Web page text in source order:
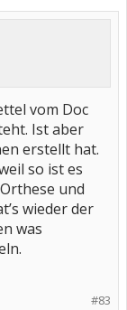
vom Doc
Ist aber
erstellt hat.
so ist es
und
wieder der
was
#83